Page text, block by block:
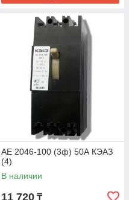
АЕ 2046-100 (3ф) 50А КЭАЗ
(4)
В наличии
11 720 ₸